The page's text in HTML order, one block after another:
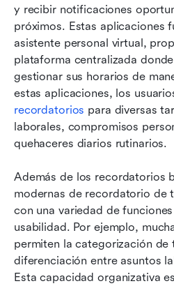
y recibir notificaciones
próximos. Estas aplicaciones
asistente personal virtual,
plataforma centralizada
gestionar sus horarios de
estas aplicaciones, los
recordatorios para diversas
laborales, compromisos
quehaceres diarios rutinarios.
Además de los recordatorios
modernas de recordatorio de
con una variedad de
usabilidad. Por ejemplo,
permiten la categorización de
diferenciación entre asuntos
Esta capacidad organizativa